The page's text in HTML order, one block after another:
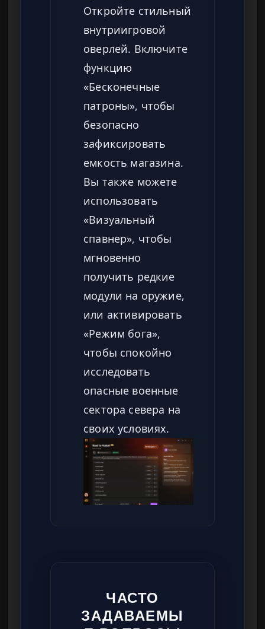
Откройте стильный
внутриигровой
оверлей. Включите
функцию
«Бесконечные
патроны», чтобы
безопасно
зафиксировать
емкость магазина.
Вы также можете
использовать
«Визуальный
спавнер», чтобы
мгновенно
получить редкие
модули на оружие,
или активировать
«Режим бога»,
чтобы спокойно
исследовать
опасные военные
сектора севера на
своих условиях.
ЧАСТО
ЗАДАВАЕМЫ